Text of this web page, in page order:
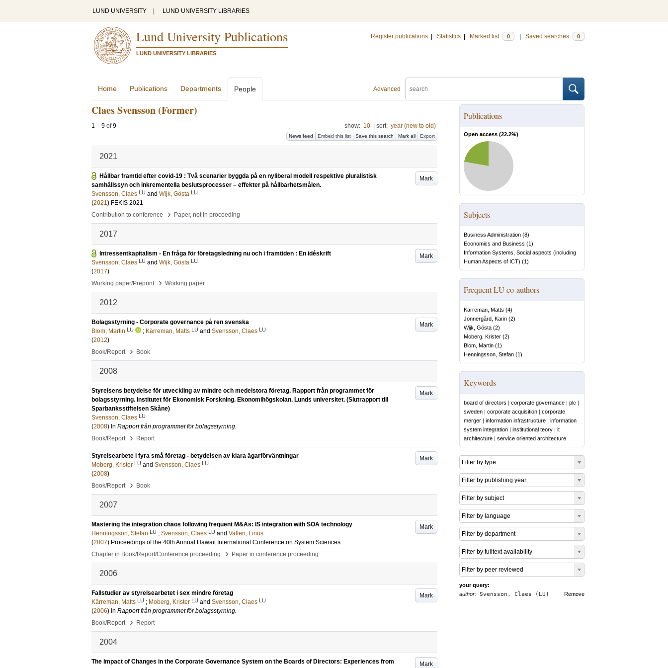
LUND UNIVERSITY LUND UNIVERSITY LIBRARIES
Lund University Publications
LUND UNIVERSITY LIBRARIES
Register publications Statistics Marked list 0 Saved searches 0
Advanced
Home Publications Departments People
Claes Svensson (Former)
1 – 9 of9 show: 10 sort: year (new to old)
News feed Embed this list Save this search Mark all Export
2021
Mark
Hållbar framtid efter covid-19 : Två scenarier byggda på en nyliberal modell respektive pluralistisk
samhällssyn och inkrementella beslutsprocesser – effekter på hållbarhetsmålen.
Svensson, Claes LU and Wijk, Gösta LU
(2021) FEKIS 2021
Contribution to conference
› Paper, not in proceeding
2017
Mark
Intressentkapitalism - En fråga för företagsledning nu och i framtiden : En idéskrift
Svensson, Claes LU and Wijk, Gösta LU
(2017)
Working paper/Preprint
› Working paper
2012
Mark
Bolagsstyrning - Corporate governance på ren svenska
Blom, Martin LU ; Kärreman, Matts LU and Svensson, Claes LU
(2012)
Book/Report
› Book
2008
Mark
Styrelsens betydelse för utveckling av mindre och medelstora företag. Rapport från programmet för
bolagsstyrning. Institutet för Ekonomisk Forskning. Ekonomihögskolan. Lunds universitet. (Slutrapport till
Sparbanksstiftelsen Skåne)
Svensson, Claes LU
(2008) In Rapport från programmet för bolagsstyrning.
Book/Report
› Report
Mark
Styrelsearbete i fyra små företag - betydelsen av klara ägarförväntningar
Moberg, Krister LU and Svensson, Claes LU
(2008)
Book/Report
› Book
2007
Mark
Mastering the integration chaos following frequent M&As: IS integration with SOA technology
Henningsson, Stefan LU ; Svensson, Claes LU and Vallen, Linus
(2007) Proceedings of the 40th Annual Hawaii International Conference on System Sciences
Chapter in Book/Report/Conference proceeding
› Paper in conference proceeding
2006
Mark
Fallstudier av styrelsearbetet i sex mindre företag
Kärreman, Matts LU ; Moberg, Krister LU and Svensson, Claes LU
(2006) In Rapport från programmet för bolagsstyrning.
Book/Report
› Report
2004
Mark
The Impact of Changes in the Corporate Governance System on the Boards of Directors: Experiences from
Publications
Open access (22.2%)
Subjects
Business Administration (8)
Economics and Business (1)
Information Systems, Social aspects (including
Human Aspects of ICT) (1)
Frequent LU co-authors
Kärreman, Matts (4)
Jonnergård, Karin (2)
Wijk, Gösta (2)
Moberg, Krister (2)
Blom, Martin (1)
Henningsson, Stefan (1)
Keywords
board of directors | corporate governance | plc |
sweden | corporate acquisition | corporate
merger | information infrastructure | information
system integration | institutional teory | it
architecture | service oriented architecture
Filter by type
Filter by publishing year
Filter by subject
Filter by language
Filter by department
Filter by fulltext availability
Filter by peer reviewed
your query:
Remove
author: Svensson, Claes (LU)